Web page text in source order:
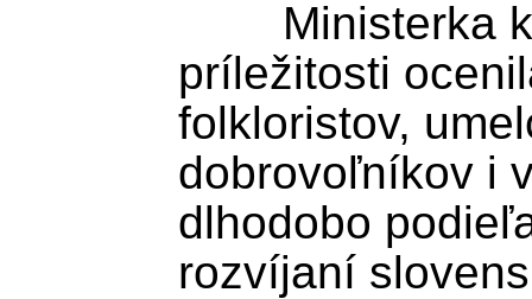
príležitosti
folkloristov,
dobrovoľníkov i
dlhodobo
rozvíjaní